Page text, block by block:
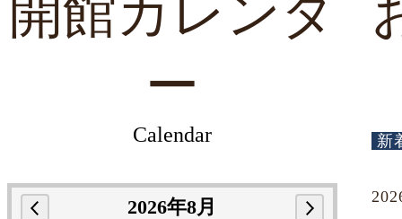
開館カレンダ
ー
Calendar
2026年8月
新